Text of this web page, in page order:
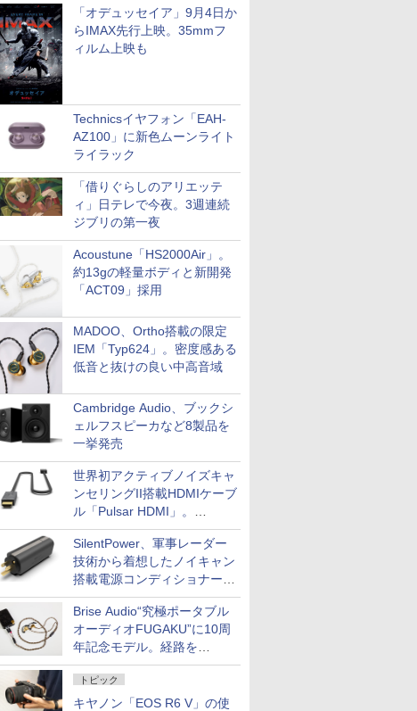
「オデュッセイア」9月4日か
らIMAX先行上映。35mmフ
ィルム上映も
Technicsイヤフォン「EAH-
AZ100」に新色ムーンライト
ライラック
「借りぐらしのアリエッテ
ィ」日テレで今夜。3週連続
ジブリの第一夜
Acoustune「HS2000Air」。
約13gの軽量ボディと新開発
「ACT09」採用
MADOO、Ortho搭載の限定
IEM「Typ624」。密度感ある
低音と抜けの良い中高音域
Cambridge Audio、ブックシ
ェルフスピーカなど8製品を
一挙発売
世界初アクティブノイズキャ
ンセリングII搭載HDMIケーブ
ル「Pulsar HDMI」。
SilentPowerから
SilentPower、軍事レーダー
技術から着想したノイキャン
搭載電源コンディショナー
「AC iPurifier2」
Brise Audio“究極ポータブル
オーディオFUGAKU”に10周
年記念モデル。経路を
NISHIKIで統一。400万円
トピック
キヤノン「EOS R6 V」の使